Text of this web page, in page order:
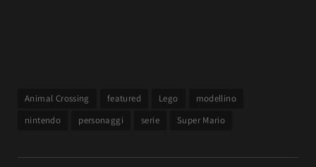
Animal Crossing featured Lego
modellino
nintendo
personaggi serie Super Mario